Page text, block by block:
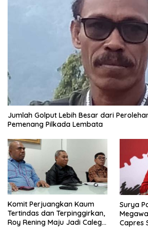
Jumlah Golput Lebih Besar dari
Pemenang Pilkada Lembata
Komit Perjuangkan Kaum
Tertindas dan Terpinggirkan,
Roy Rening Maju Jadi Caleg
Surya
Capres